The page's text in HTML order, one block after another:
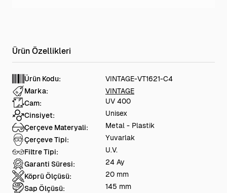
Ürün Kodu:
VINTAGE-VT1621-C4
Marka:
VINTAGE
Cam:
UV 400
Cinsiyet:
Unisex
Çerçeve Materyali:
Metal - Plastik
Çerçeve Tipi:
Yuvarlak
Filtre Tipi:
U.V.
Garanti Süresi:
24 Ay
Köprü Ölçüsü:
20 mm
Sap Ölçüsü:
145 mm